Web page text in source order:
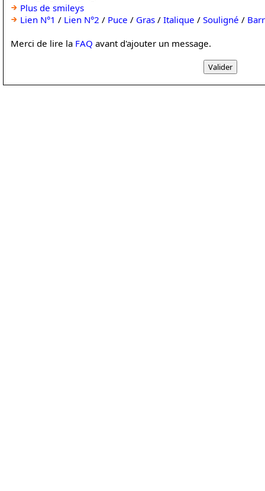
Plus de smileys
Lien N°1 / Lien N°2 / Puce / Gras / Italique / Souligné /
Merci de lire la FAQ avant d'ajouter un message.